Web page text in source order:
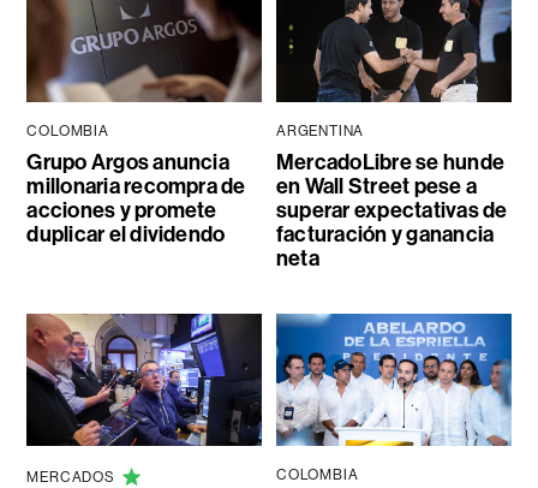
COLOMBIA
Grupo Argos anuncia
millonaria recompra de
acciones y promete
duplicar el dividendo
ARGENTINA
MercadoLibre se hunde
en Wall Street pese a
superar expectativas de
facturación y ganancia
neta
MERCADOS COLOMBIA